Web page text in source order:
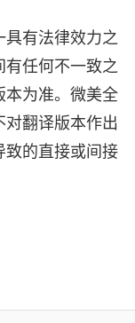
有法律效力之
任何不一致之
为准。微美全
翻译版本作出
的直接或间接